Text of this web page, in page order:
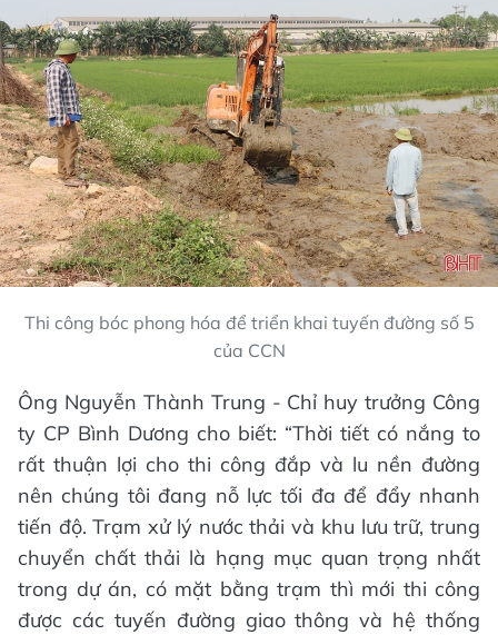
Thi công bóc phong hóa để triển khai tuyến đường số 5
của CCN
Ông Nguyễn Thành Trung - Chỉ huy trưởng Công
ty CP Bình Dương cho biết: “Thời tiết có nắng to
rất thuận lợi cho thi công đắp và lu nền đường
nên chúng tôi đang nỗ lực tối đa để đẩy nhanh
tiến độ. Trạm xử lý nước thải và khu lưu trữ, trung
chuyển chất thải là hạng mục quan trọng nhất
trong dự án, có mặt bằng trạm thì mới thi công
được các tuyến đường giao thông và hệ thống